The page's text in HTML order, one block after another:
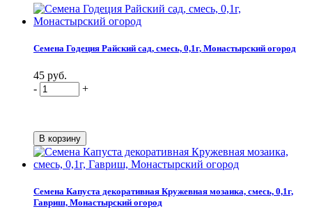
Семена Годеция Райский сад, смесь, 0,1г, Монастырский огород
45 руб.
-
+
Семена Капуста декоративная Кружевная мозаика, смесь, 0,1г,
Гавриш, Монастырский огород